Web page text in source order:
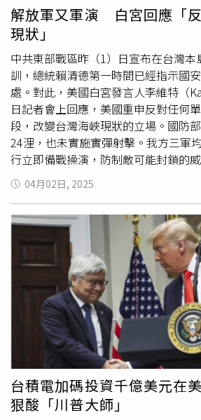
解放軍又軍演 白宮回應「
現狀」
中共東部戰區昨（1）日宣布在台灣本
訓，總統賴清德第一時間已經指示國
處。對此，美國白宮發言人李維特（
日記者會上回應，美國重申反對任何
段，改變台灣海峽現狀的立場。國防
24浬，也未實施實彈射擊。我方三軍
行立即備戰操演，防制敵可能封鎖的
戰等各項行動。陸委會回應，中共窮
徑，不僅升高台海局勢緊張，更嚴重
稱的「世界和平建設者」背道而馳，
謂的全球安全、文明倡議只是謊言。
武力犯台
，持續對台軍事恫嚇，不
和侵台野心，更坐實其就是我方「反
外敵對勢力」。美國白宮在1日記者
特指出川普（Donald Trump）強調
用和平的方案解決兩岸問題，並重申
力或脅迫行為，改變台灣海峽現狀的
04月02日, 2025
台積電加碼投資千億美元
狠酸「川普大師」